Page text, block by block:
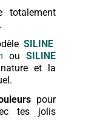
totalement
SILINE
ou SILINE
et la
pour
tes jolis